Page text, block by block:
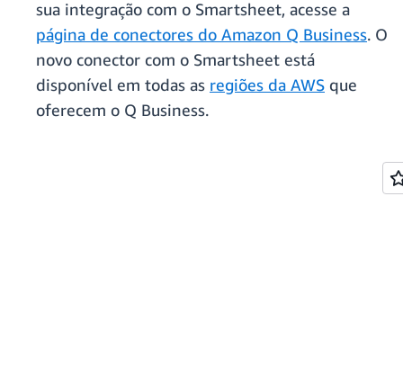
sua integração com o Smartsheet, acesse a
página de conectores do Amazon Q Business. O
novo conector com o Smartsheet está
disponível em todas as regiões da AWS que
oferecem o Q Business.